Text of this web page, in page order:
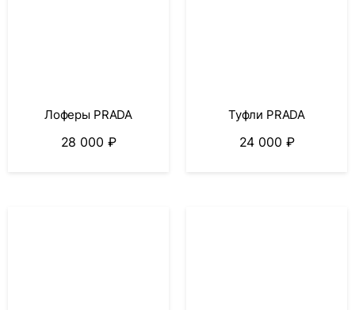
Лоферы PRADA
28 000 ₽
Туфли PRADA
24 000 ₽